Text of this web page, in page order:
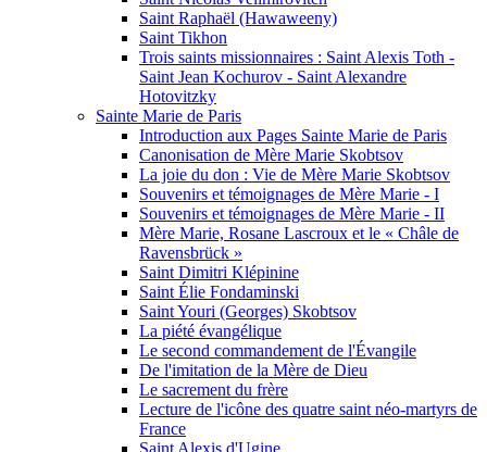
Saint Raphaël (Hawaweeny)
Saint Tikhon
Trois saints missionnaires : Saint Alexis Toth -
Saint Jean Kochurov - Saint Alexandre
Hotovitzky
Sainte Marie de Paris
Introduction aux Pages Sainte Marie de Paris
Canonisation de Mère Marie Skobtsov
La joie du don : Vie de Mère Marie Skobtsov
Souvenirs et témoignages de Mère Marie - I
Souvenirs et témoignages de Mère Marie - II
Mère Marie, Rosane Lascroux et le « Châle de
Ravensbrück »
Saint Dimitri Klépinine
Saint Élie Fondaminski
Saint Youri (Georges) Skobtsov
La piété évangélique
Le second commandement de l'Évangile
De l'imitation de la Mère de Dieu
Le sacrement du frère
Lecture de l'icône des quatre saint néo-martyrs de
France
Saint Alexis d'Ugine